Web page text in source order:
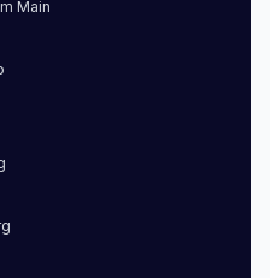
veel
Omdat
concentreren dan in
eigenaren meer
en aanpassingen
Dit kan voordelig
of nieuwe
willen.
Main